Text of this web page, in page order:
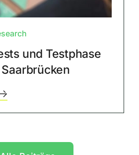
und Testphase